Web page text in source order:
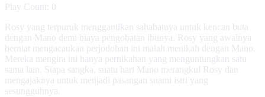
Play Count: 0
Rosy yang terpuruk menggantikan sahabatnya untuk kencan buta
dengan Mano demi biaya pengobatan ibunya. Rosy yang awalnya
berniat mengacaukan perjodohan ini malah menikah dengan Mano.
Mereka mengira ini hanya pernikahan yang menguntungkan satu
sama lain. Siapa sangka, suatu hari Mano merangkul Rosy dan
mengajaknya untuk menjadi pasangan suami istri yang
sesungguhnya.